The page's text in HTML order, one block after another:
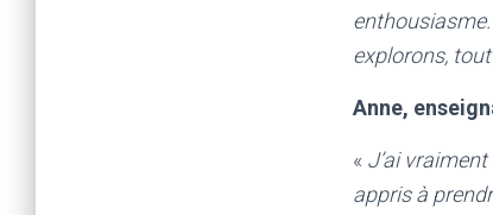
explorons,
Anne,
« J’ai
appris à